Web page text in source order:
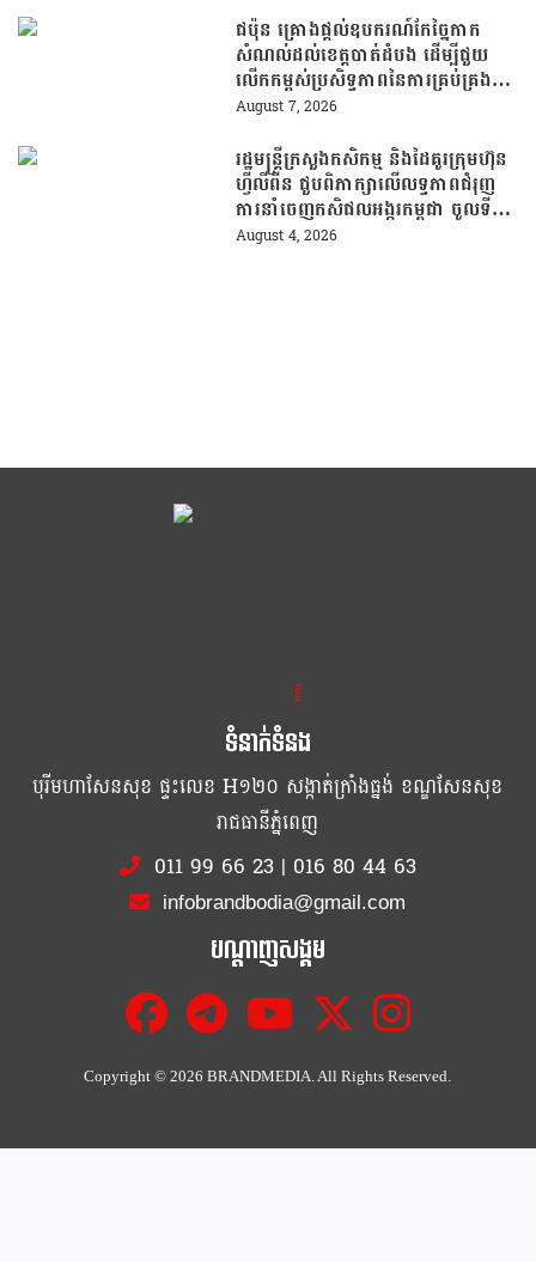
ជប៉ុន គ្រោងផ្តល់ឧបករណ៍កែច្នៃកាក
សំណល់ដល់ខេត្តបាត់ដំបង ដើម្បីជួយ
លើកកម្ពស់ប្រសិទ្ធភាពនៃការគ្រប់គ្រង
សំណល់
August 7, 2026
រដ្ឋមន្រ្តីក្រសួងកសិកម្ម និងដៃគូរក្រុមហ៊ុន
ហ្វីលីពីន ជួបពិភាក្សាលើលទ្ធភាពជំរុញ
ការនាំចេញកសិផលអង្ករកម្ពុជា ចូលទី
ផ្សារហ្វីលីពីន
August 4, 2026
ខ្លឹម ខ្លី រហ័ស
ទំនាក់ទំនង
បុរីមហាសែនសុខ ផ្ទះលេខ H១២០ សង្កាត់ក្រាំងធ្នង់ ខណ្ឌសែនសុខ
រាជធានីភ្នំពេញ
011 99 66 23| 016 80 44 63
infobrandbodia@gmail.com
បណ្ដាញសង្គម
Copyright ©2026 BRANDMEDIA. All Rights Reserved.